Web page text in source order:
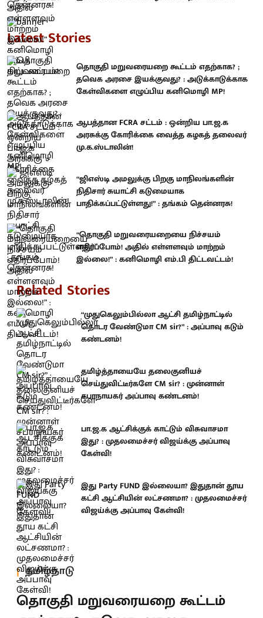
Latest Stories
தொகுதி மறுவரையறை கூட்டம் எதற்காக? ;
தவெக அரசை இயக்குவது? : அடுக்காடுக்காக
கேள்விகளை எழுப்பிய கனிமொழி MP!
ஆபத்தான FCRA சட்டம் : ஒன்றிய பா.ஜ.க
அரசுக்கு கோரிக்கை வைத்த கழகத் தலைவர்
மு.க.ஸ்டாலின்!
“ஜிஎஸ்டி அமலுக்கு பிறகு மாநிலங்களின்
நிதிசார் சுயாட்சி கடுமையாக
பாதிக்கப்பட்டுள்ளது!” : தங்கம் தென்னரசு!
“தொகுதி மறுவரையறையை நிச்சயம்
எதிர்ப்போம்! அதில் எள்ளளவும் மாற்றம்
இல்லை!” : கனிமொழி எம்.பி திட்டவட்டம்!
Related Stories
“முதுகெலும்பில்லா ஆட்சி தமிழ்நாட்டில்
தொடர வேண்டுமா CM sir?” : அப்பாவு கடும்
கண்டனம்!
தமிழ்த்தாயையே தலைகுனியச்
செய்துவிட்டீர்களே CM sir? : முன்னாள்
சபாநாயகர் அப்பாவு கண்டனம்!
பா.ஜ.க ஆட்சிக்குக் காட்டும் விசுவாசமா
இது? : முதலமைச்சர் விஜய்க்கு அப்பாவு
கேள்வி!
இது Party FUND இல்லையா? இதுதான் தூய
கட்சி ஆட்சியின் லட்சணமா? : முதலமைச்சர்
விஜய்க்கு அப்பாவு கேள்வி!
தமிழ்நாடு
தொகுதி மறுவரையறை கூட்டம்